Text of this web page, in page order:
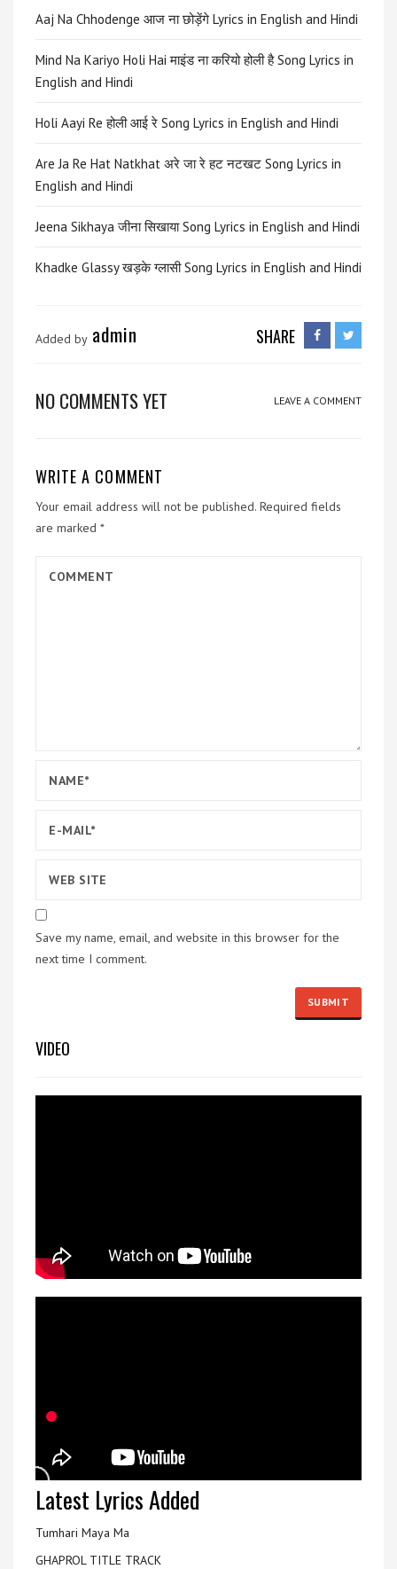
Aaj Na Chhodenge आज ना छोड़ेंगे Lyrics in English and Hindi
Mind Na Kariyo Holi Hai माइंड ना करियो होली है Song Lyrics in
English and Hindi
Holi Aayi Re होली आई रे Song Lyrics in English and Hindi
Are Ja Re Hat Natkhat अरे जा रे हट नटखट Song Lyrics in
English and Hindi
Jeena Sikhaya जीना सिखाया Song Lyrics in English and Hindi
Khadke Glassy खड़के ग्लासी Song Lyrics in English and Hindi
Added by admin SHARE
NO COMMENTS YET LEAVE A COMMENT
WRITE A COMMENT
Your email address will not be published. Required fields
are marked *
Save my name, email, and website in this browser for the
next time I comment.
VIDEO
Latest Lyrics Added
Tumhari Maya Ma
GHAPROL TITLE TRACK